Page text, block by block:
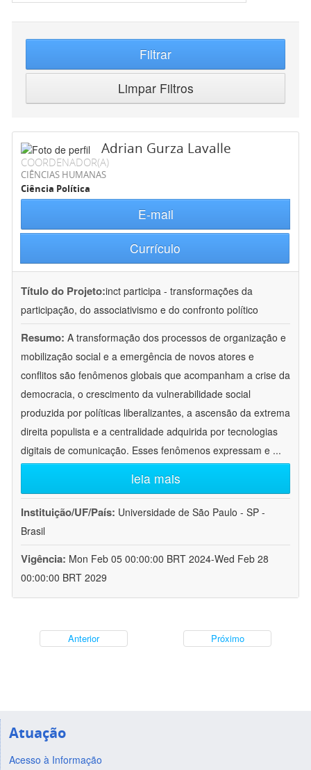
Filtrar
Limpar Filtros
Adrian Gurza Lavalle
COORDENADOR(A)
CIÊNCIAS HUMANAS
Ciência Política
E-mail
Currículo
Título do Projeto:inct participa - transformações da
participação, do associativismo e do confronto político
Resumo: A transformação dos processos de organização e
mobilização social e a emergência de novos atores e
conflitos são fenômenos globais que acompanham a crise da
democracia, o crescimento da vulnerabilidade social
produzida por políticas liberalizantes, a ascensão da extrema
direita populista e a centralidade adquirida por tecnologias
digitais de comunicação. Esses fenômenos expressam e ...
leia mais
Instituição/UF/País: Universidade de São Paulo - SP -
Brasil
Vigência: Mon Feb 05 00:00:00 BRT 2024-Wed Feb 28
00:00:00 BRT 2029
Anterior Próximo
Atuação
Acesso à Informação